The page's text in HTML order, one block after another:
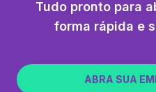
Tudo pronto para
forma rápida e
ABRA SUA